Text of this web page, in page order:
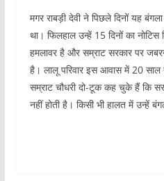
मगर राबड़ी देवी ने पिछले दिनों यह
था। फिलहाल उन्हें 15 दिनों का
हमलावर है और सम्राट सरकार पर
है। लालू परिवार इस आवास में 20
सम्राट चौधरी दो-टूक कह चुके हैं कि
नहीं होती है। किसी भी हालत में उन्हें